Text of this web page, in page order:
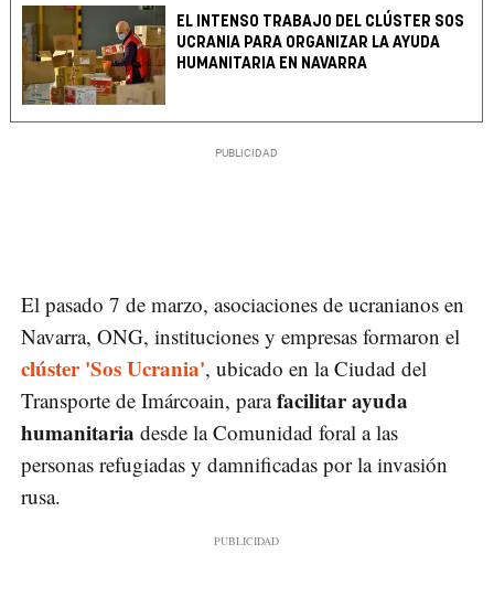
EL INTENSO TRABAJO DEL CLÚSTER SOS
UCRANIA PARA ORGANIZAR LA AYUDA
HUMANITARIA EN NAVARRA
El pasado 7 de marzo, asociaciones de ucranianos en
Navarra, ONG, instituciones y empresas formaron el
clúster 'Sos Ucrania', ubicado en la Ciudad del
Transporte de Imárcoain, parafacilitar ayuda
humanitaria desde la Comunidad foral a las
personas refugiadas y damnificadas por la invasión
rusa.